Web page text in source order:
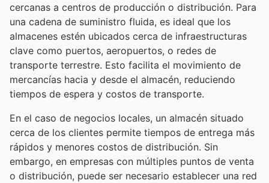
cercanas a centros de producción o distribución. Para
una cadena de suministro fluida, es ideal que los
almacenes estén ubicados cerca de infraestructuras
clave como puertos, aeropuertos, o redes de
transporte terrestre. Esto facilita el movimiento de
mercancías hacia y desde el almacén, reduciendo
tiempos de espera y costos de transporte.
En el caso de negocios locales, un almacén situado
cerca de los clientes permite tiempos de entrega más
rápidos y menores costos de distribución. Sin
embargo, en empresas con múltiples puntos de venta
o distribución, puede ser necesario establecer una red